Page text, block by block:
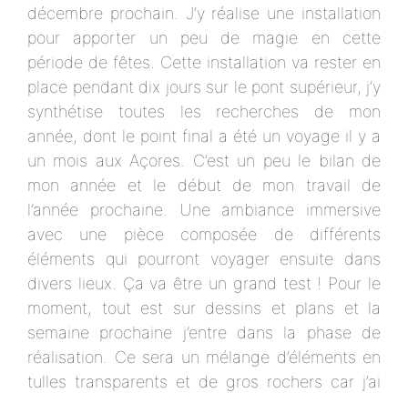
décembre prochain. J’y réalise une installation
pour apporter un peu de magie en cette
période de fêtes. Cette installation va rester en
place pendant dix jours sur le pont supérieur, j’y
synthétise toutes les recherches de mon
année, dont le point final a été un voyage il y a
un mois aux Açores. C’est un peu le bilan de
mon année et le début de mon travail de
l’année prochaine. Une ambiance immersive
avec une pièce composée de différents
éléments qui pourront voyager ensuite dans
divers lieux. Ça va être un grand test ! Pour le
moment, tout est sur dessins et plans et la
semaine prochaine j’entre dans la phase de
réalisation. Ce sera un mélange d’éléments en
tulles transparents et de gros rochers car j’ai